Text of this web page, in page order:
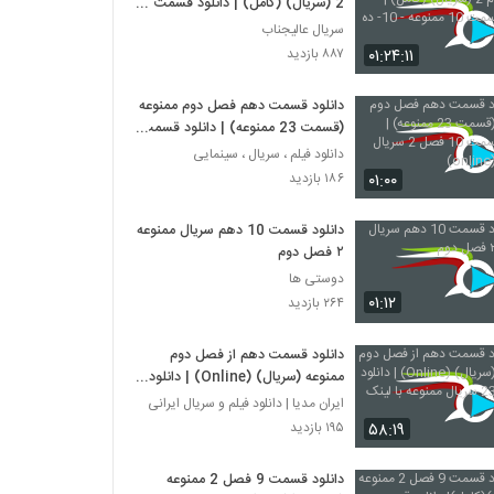
۰۱:۲۴:۱۱
10 ممنوعه - 10- ده - HD
سریال عالیجناب
۸۸۷ بازدید
۰۱:۰۰
دانلود قسمت دهم فصل دوم ممنوعه
(قسمت 23 ممنوعه) | دانلود قسمت
10 فصل 2 سریال ممنوعه (online)
دانلود فیلم ، سریال ، سینمایی
۱۸۶ بازدید
۰۱:۱۲
دانلود قسمت 10 دهم سریال ممنوعه
۲ فصل دوم
دوستی ها
۲۶۴ بازدید
۵۸:۱۹
دانلود قسمت دهم از فصل دوم
ممنوعه (سریال) (Online) | دانلود
قسمت 23 سریال ممنوعه با لینک
مستقیم
ایران مدیا | دانلود فیلم و سریال ایرانی
۱۹۵ بازدید
دانلود قسمت 9 فصل 2 ممنوعه